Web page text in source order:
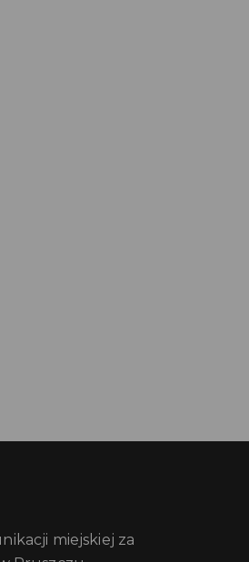
miejskiej za